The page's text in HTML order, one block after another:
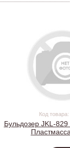
Код
Бульдозер JKL-